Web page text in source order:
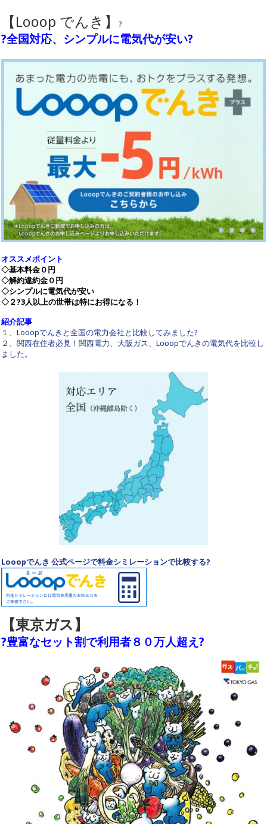
【Looop でんき】?
?全国対応、シンプルに電気代が安い?
オススメポイント
◇基本料金０円
◇解約違約金０円
◇シンプルに電気代が安い
◇２?3人以上の世帯は特にお得になる！
紹介記事
１、Looopでんきと全国の電力会社と比較してみました?
２、 関西在住者必見！関西電力、大阪ガス、Looopでんきの電気代を比較し
ました。
Looopでんき 公式ページで料金シミレーションで比較する?
【東京ガス】
?豊富なセット割で利用者８０万人超え?